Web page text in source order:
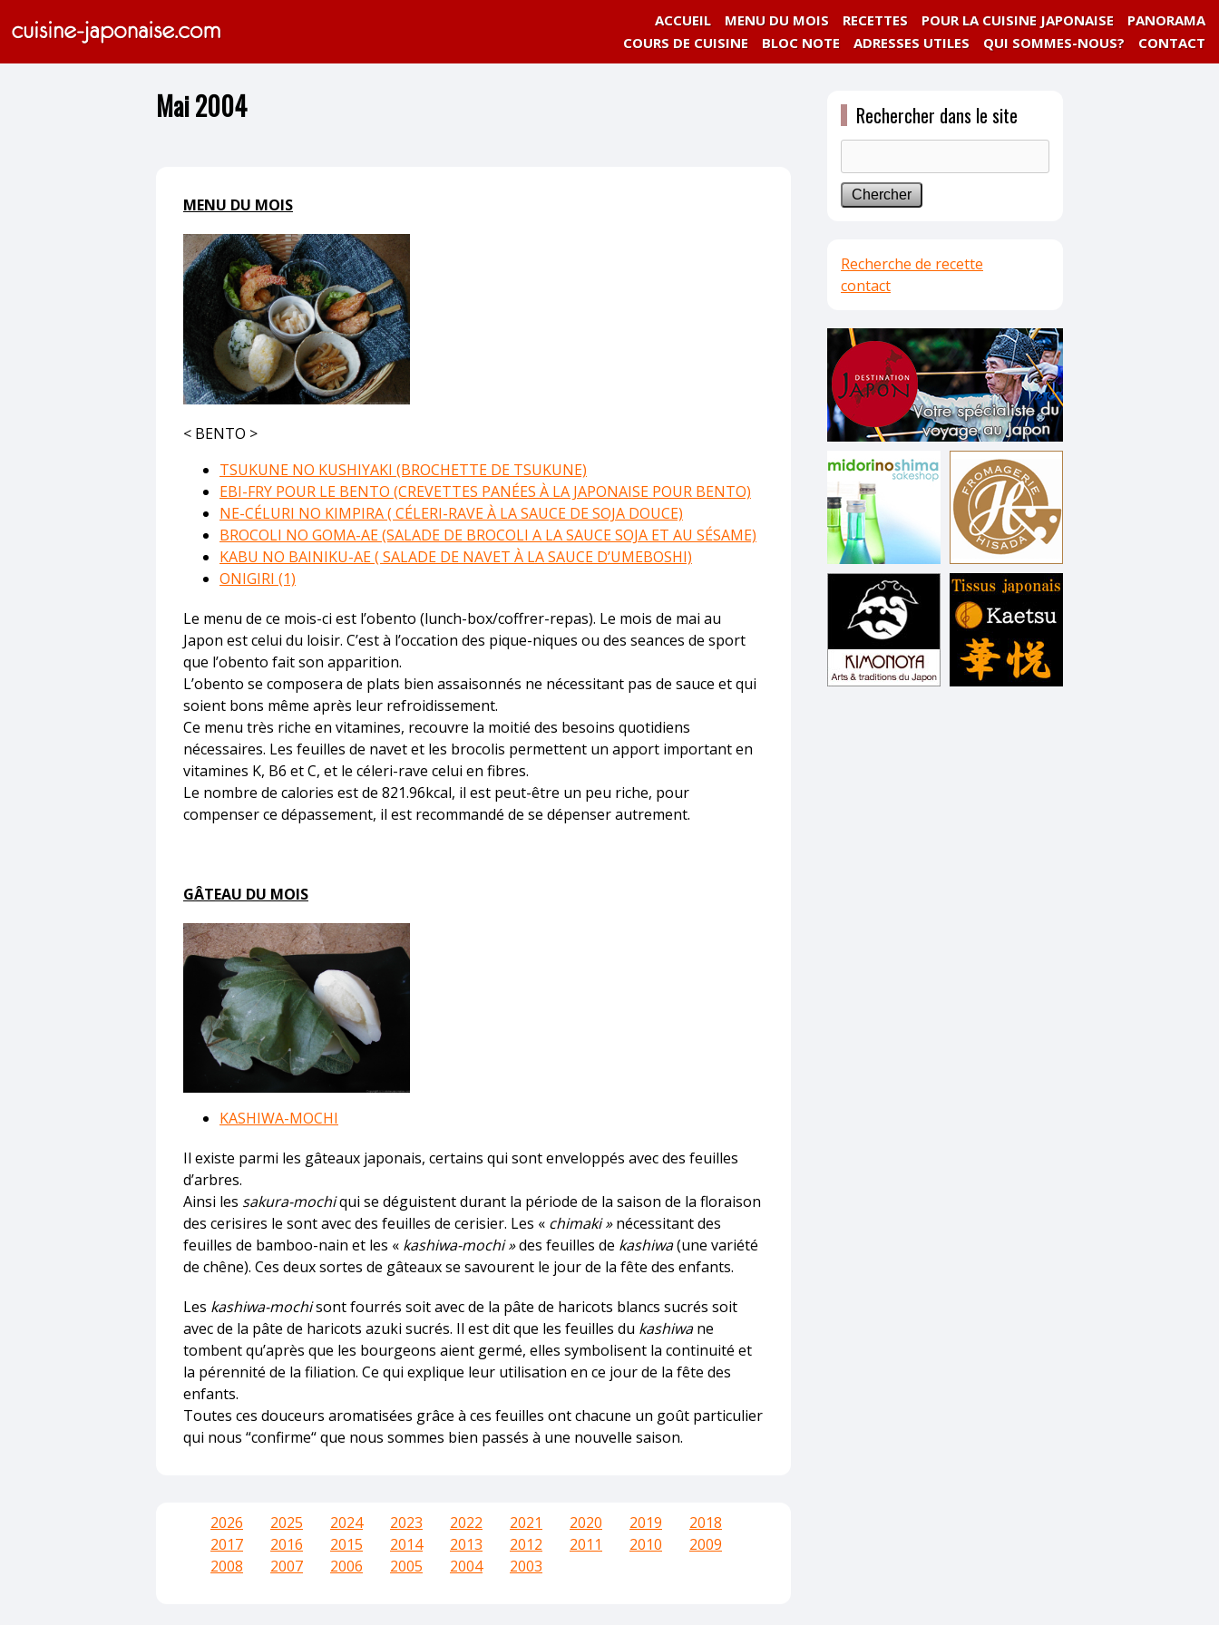
PANORAMA
POUR LA CUISINE JAPONAISE
RECETTES
MENU DU MOIS
ACCUEIL
CONTACT
QUI SOMMES-NOUS?
ADRESSES UTILES
BLOC NOTE
COURS DE CUISINE
Mai 2004
MENU DU MOIS
< BENTO >
TSUKUNE NO KUSHIYAKI (BROCHETTE DE TSUKUNE)
EBI-FRY POUR LE BENTO (CREVETTES PANÉES À LA JAPONAISE POUR BENTO)
NE-CÉLURI NO KIMPIRA ( CÉLERI-RAVE À LA SAUCE DE SOJA DOUCE)
BROCOLI NO GOMA-AE (SALADE DE BROCOLI A LA SAUCE SOJA ET AU SÉSAME)
KABU NO BAINIKU-AE ( SALADE DE NAVET À LA SAUCE D’UMEBOSHI)
ONIGIRI (1)
Le menu de ce mois-ci est l’obento (lunch-box/coffrer-repas). Le mois de mai au
Japon est celui du loisir. C’est à l’occation des pique-niques ou des seances de sport
que l’obento fait son apparition.
L’obento se composera de plats bien assaisonnés ne nécessitant pas de sauce et qui
soient bons même après leur refroidissement.
Ce menu très riche en vitamines, recouvre la moitié des besoins quotidiens
nécessaires. Les feuilles de navet et les brocolis permettent un apport important en
vitamines K, B6 et C, et le céleri-rave celui en fibres.
Le nombre de calories est de 821.96kcal, il est peut-être un peu riche, pour
compenser ce dépassement, il est recommandé de se dépenser autrement.
GÂTEAU DU MOIS
KASHIWA-MOCHI
Il existe parmi les gâteaux japonais, certains qui sont enveloppés avec des feuilles
d’arbres.
Ainsi les sakura-mochiqui se déguistent durant la période de la saison de la floraison
des cerisires le sont avec des feuilles de cerisier. Les « chimaki »nécessitant des
feuilles de bamboo-nain et les « kashiwa-mochi »des feuilles de kashiwa(une variété
de chêne). Ces deux sortes de gâteaux se savourent le jour de la fête des enfants.
Les kashiwa-mochisont fourrés soit avec de la pâte de haricots blancs sucrés soit
avec de la pâte de haricots azuki sucrés. Il est dit que les feuilles du kashiwane
tombent qu’après que les bourgeons aient germé, elles symbolisent la continuité et
la pérennité de la filiation. Ce qui explique leur utilisation en ce jour de la fête des
enfants.
Toutes ces douceurs aromatisées grâce à ces feuilles ont chacune un goût particulier
qui nous “confirme“ que nous sommes bien passés à une nouvelle saison.
2026 2025 2024 2023 2022 2021 2020 2019
2018
2017
2016 2015 2014 2013 2012 2011 2010
2009
2008
2007 2006 2005 2004 2003
Rechercher dans le site
Recherche de recette
contact